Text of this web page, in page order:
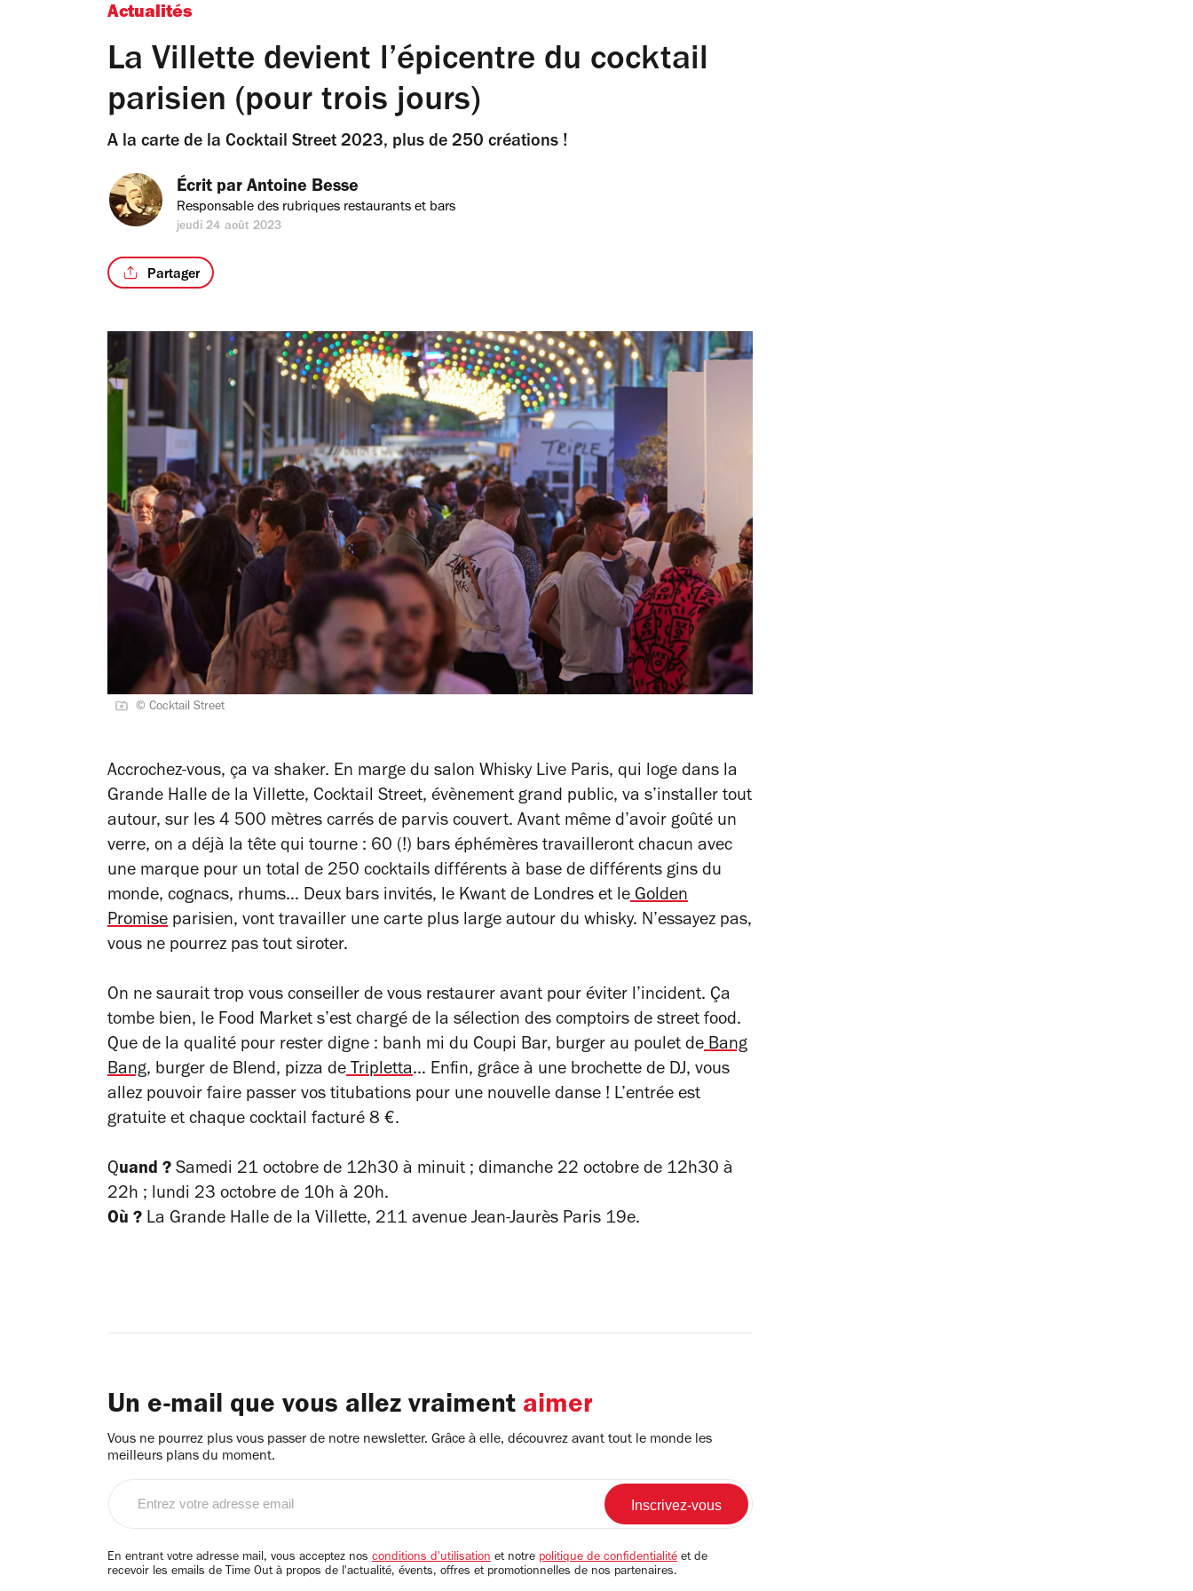
Actualités
La Villette devient l’épicentre du cocktail
parisien (pour trois jours)
A la carte de la Cocktail Street 2023, plus de 250 créations !
Écrit par Antoine Besse
Responsable des rubriques restaurants et bars
jeudi 24 août 2023
Partager
© Cocktail Street
Accrochez-vous, ça va shaker. En marge du salon Whisky Live Paris, qui loge dans la
Grande Halle de la Villette, Cocktail Street, évènement grand public, va s’installer tout
autour, sur les 4 500 mètres carrés de parvis couvert. Avant même d’avoir goûté un
verre, on a déjà la tête qui tourne : 60 (!) bars éphémères travailleront chacun avec
une marque pour un total de 250 cocktails différents à base de différents gins du
monde, cognacs, rhums… Deux bars invités, le Kwant de Londres et le Golden
Promise parisien, vont travailler une carte plus large autour du whisky. N’essayez pas,
vous ne pourrez pas tout siroter.
On ne saurait trop vous conseiller de vous restaurer avant pour éviter l’incident. Ça
tombe bien, le Food Market s’est chargé de la sélection des comptoirs de street food.
Que de la qualité pour rester digne : banh mi du Coupi Bar, burger au poulet de Bang
Bang, burger de Blend, pizza de Tripletta… Enfin, grâce à une brochette de DJ, vous
allez pouvoir faire passer vos titubations pour une nouvelle danse ! L’entrée est
gratuite et chaque cocktail facturé 8 €.
Quand ? Samedi 21 octobre de 12h30 à minuit ; dimanche 22 octobre de 12h30 à
22h ; lundi 23 octobre de 10h à 20h.
Où ? La Grande Halle de la Villette, 211 avenue Jean-Jaurès Paris 19e.
Un e-mail que vous allez vraiment aimer
Vous ne pourrez plus vous passer de notre newsletter. Grâce à elle, découvrez avant tout le monde les
meilleurs plans du moment.
email
En entrant votre adresse mail, vous acceptez nos conditions d'utilisation et notre politique de confidentialité et de
recevoir les emails de Time Out à propos de l'actualité, évents, offres et promotionnelles de nos partenaires.